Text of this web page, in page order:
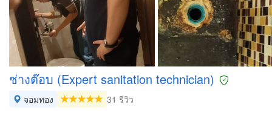
ช่างต๊อบ (Expert sanitation technician)
จอมทอง
31 รีวิว